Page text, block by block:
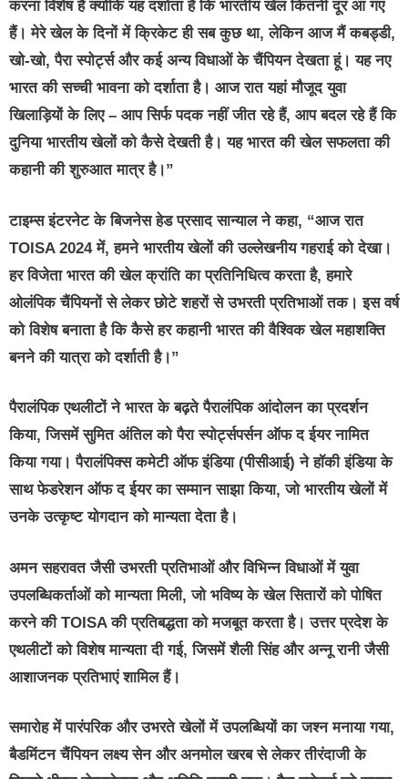
करना विशेष है क्योंकि यह दर्शाता है कि भारतीय खेल कितनी दूर आ गए
हैं। मेरे खेल के दिनों में क्रिकेट ही सब कुछ था, लेकिन आज मैं कबड्डी,
खो-खो, पैरा स्पोर्ट्स और कई अन्य विधाओं के चैंपियन देखता हूं। यह नए
भारत की सच्ची भावना को दर्शाता है। आज रात यहां मौजूद युवा
खिलाड़ियों के लिए – आप सिर्फ पदक नहीं जीत रहे हैं, आप बदल रहे हैं कि
दुनिया भारतीय खेलों को कैसे देखती है। यह भारत की खेल सफलता की
कहानी की शुरुआत मात्र है।”
टाइम्स इंटरनेट के बिजनेस हेड प्रसाद सान्याल ने कहा, “आज रात
TOISA 2024 में, हमने भारतीय खेलों की उल्लेखनीय गहराई को देखा।
हर विजेता भारत की खेल क्रांति का प्रतिनिधित्व करता है, हमारे
ओलंपिक चैंपियनों से लेकर छोटे शहरों से उभरती प्रतिभाओं तक। इस वर्ष
को विशेष बनाता है कि कैसे हर कहानी भारत की वैश्विक खेल महाशक्ति
बनने की यात्रा को दर्शाती है।”
पैरालंपिक एथलीटों ने भारत के बढ़ते पैरालंपिक आंदोलन का प्रदर्शन
किया, जिसमें सुमित अंतिल को पैरा स्पोर्ट्सपर्सन ऑफ द ईयर नामित
किया गया। पैरालंपिक्स कमेटी ऑफ इंडिया (पीसीआई) ने हॉकी इंडिया के
साथ फेडरेशन ऑफ द ईयर का सम्मान साझा किया, जो भारतीय खेलों में
उनके उत्कृष्ट योगदान को मान्यता देता है।
अमन सहरावत जैसी उभरती प्रतिभाओं और विभिन्न विधाओं में युवा
उपलब्धिकर्ताओं को मान्यता मिली, जो भविष्य के खेल सितारों को पोषित
करने की TOISA की प्रतिबद्धता को मजबूत करता है। उत्तर प्रदेश के
एथलीटों को विशेष मान्यता दी गई, जिसमें शैली सिंह और अन्नू रानी जैसी
आशाजनक प्रतिभाएं शामिल हैं।
समारोह में पारंपरिक और उभरते खेलों में उपलब्धियों का जश्न मनाया गया,
बैडमिंटन चैंपियन लक्ष्य सेन और अनमोल खरब से लेकर तीरंदाजी के